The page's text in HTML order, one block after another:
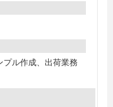
プル作成、出荷業務